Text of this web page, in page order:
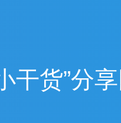
干货”分享